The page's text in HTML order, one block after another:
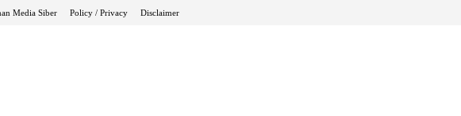
Media Siber Policy / Privacy Disclaimer